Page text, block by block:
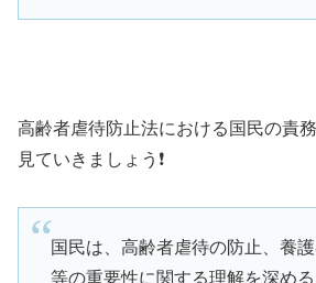
高齢者虐待防止法における国民の責
見ていきましょう❗️
国民は、高齢者虐待の防止、養
等の重要性に関する理解を深め